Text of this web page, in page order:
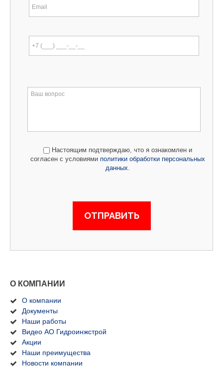
Настоящим подтверждаю, что я ознакомлен и
согласен с условиями политики обработки персональных
данных.
О КОМПАНИИ
О компании
Документы
Наши работы
Видео АО Гидроинжстрой
Акции
Наши преимущества
Новости компании